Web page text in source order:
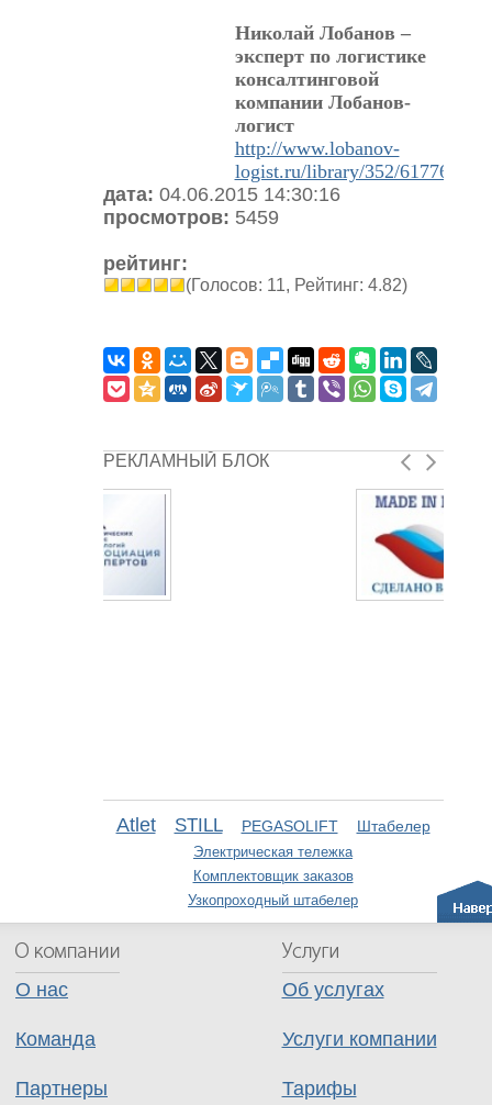
Николай Лобанов –
эксперт по логистике
консалтинговой
компании Лобанов-
логист
http://www.lobanov-
logist.ru/library/352/61776/
дата: 04.06.2015 14:30:16
просмотров: 5459
рейтинг:
(Голосов: 11, Рейтинг: 4.82)
РЕКЛАМНЫЙ БЛОК
Atlet STILL PEGASOLIFT Штабелер
Электрическая тележка
Комплектовщик заказов
Узкопроходный штабелер
О нас
Команда
Партнеры
Об услугах
Услуги компании
Тарифы